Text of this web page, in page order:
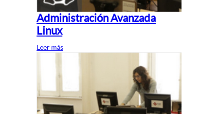
Administración Avanzada
Linux
Leer más